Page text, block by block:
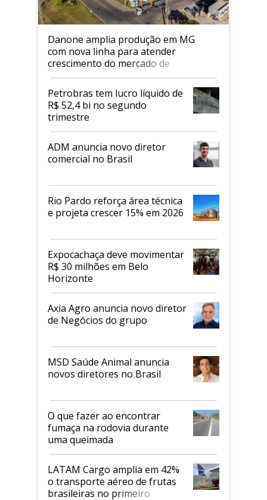
Danone amplia produção em MG
com nova linha para atender
crescimento do mercado de
alimentos proteicos
Petrobras tem lucro líquido de
R$ 52,4 bi no segundo
trimestre
ADM anuncia novo diretor
comercial no Brasil
Rio Pardo reforça área técnica
e projeta crescer 15% em 2026
Expocachaça deve movimentar
R$ 30 milhões em Belo
Horizonte
Axia Agro anuncia novo diretor
de Negócios do grupo
MSD Saúde Animal anuncia
novos diretores no Brasil
O que fazer ao encontrar
fumaça na rodovia durante
uma queimada
LATAM Cargo amplia em 42%
o transporte aéreo de frutas
brasileiras no primeiro